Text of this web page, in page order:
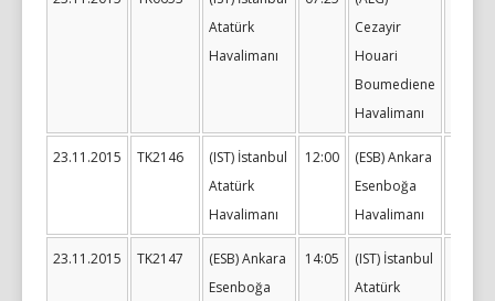
Atatürk
Havalimanı
Cezayir
Houari
Boumediene
Havalimanı
23.11.2015 TK2146
(IST) İstanbul
Atatürk
Havalimanı
12:00
(ESB) Ankara
Esenboğa
Havalimanı
23.11.2015 TK2147
(ESB) Ankara
Esenboğa
14:05
(IST) İstanbul
Atatürk